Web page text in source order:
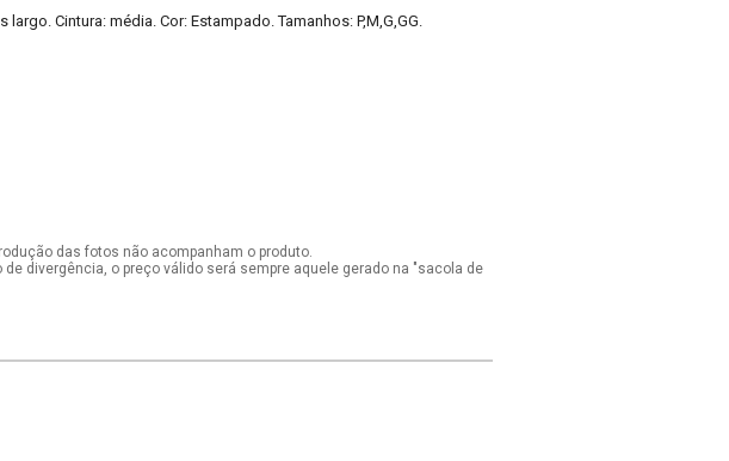
Cintura: média. Cor: Estampado. Tamanhos: P,M,G,GG.
das fotos não acompanham o produto.
divergência, o preço válido será sempre aquele gerado na "sacola de